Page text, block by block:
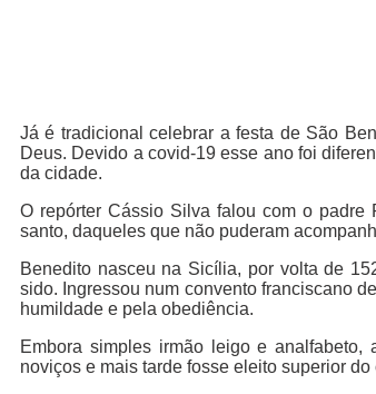
Já é tradicional celebrar a festa de São
Deus. Devido a covid-19 esse ano foi
da cidade.
O repórter Cássio Silva falou com o
santo, daqueles que não puderam
Benedito nasceu na Sicília, por volta de
sido. Ingressou num convento franciscano
humildade e pela obediência.
Embora simples irmão leigo e
noviços e mais tarde fosse eleito superior do